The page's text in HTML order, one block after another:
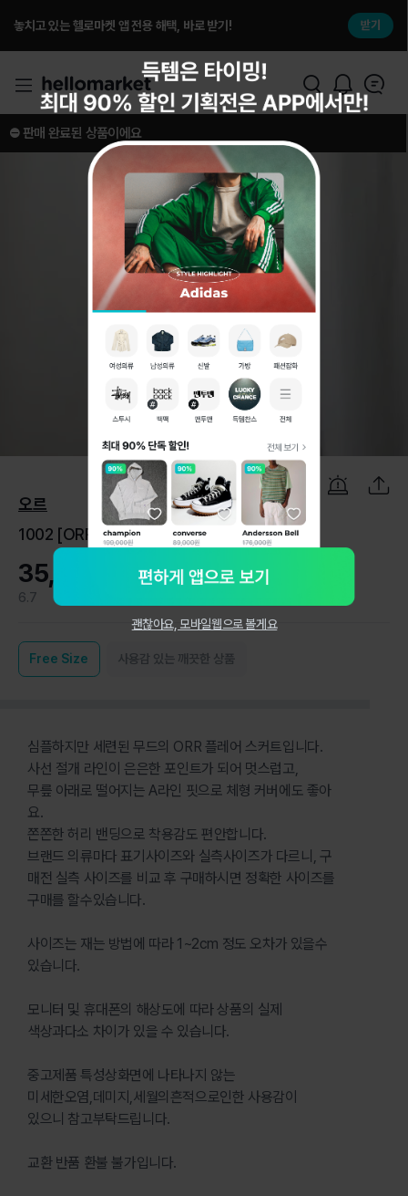
놓치고 있는 헬로마켓 앱 전용 해택, 바로 받기! 받기
1 / 6
⛔️ 판매 완료된 상품이에요
오르
1002 [ORR 오르] 플레어 절개 롱스커트 1
35,000원
6.7
Free Size 사용감 있는 깨끗한 상품
심플하지만 세련된 무드의 ORR 플레어 스커트입니다.
사선 절개 라인이 은은한 포인트가 되어 멋스럽고,
무릎 아래로 떨어지는 A라인 핏으로 체형 커버에도 좋아
요.
쫀쫀한 허리 밴딩으로 착용감도 편안합니다.
브랜드 의류마다 표기사이즈와 실측사이즈가 다르니, 구
매전 실측 사이즈를 비교 후 구매하시면 정확한 사이즈를
구매를 할수있습니다.
사이즈는 재는 방법에 따라 1~2cm 정도 오차가 있을수
있습니다.
모니터 및 휴대폰의 해상도에 따라 상품의 실제
색상과다소 차이가 있을 수 있습니다.
중고제품 특성상화면에 나타나지 않는
미세한오염,데미지,세월의흔적으로인한 사용감이
있으니 참고부탁드립니다.
교환 반품 환불 불가입니다.
괜찮아요, 모바일웹으로 볼게요